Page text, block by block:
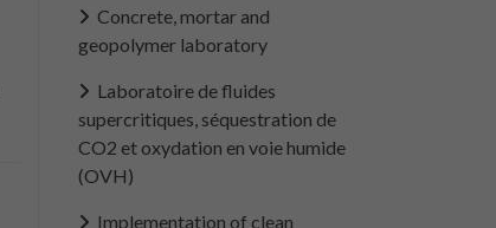
Concrete, mortar and
geopolymer laboratory
Laboratoire de fluides
supercritiques, séquestration de
CO2 et oxydation en voie humide
(OVH)
Implementation of clean